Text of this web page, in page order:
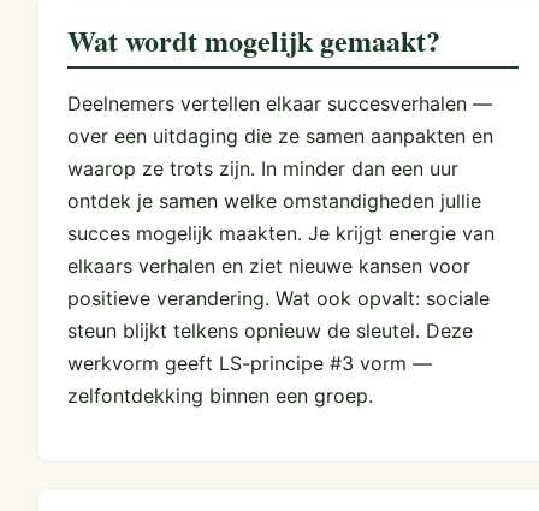
Wat wordt mogelijk gemaakt?
Deelnemers vertellen elkaar succesverhalen —
over een uitdaging die ze samen aanpakten en
waarop ze trots zijn. In minder dan een uur
ontdek je samen welke omstandigheden jullie
succes mogelijk maakten. Je krijgt energie van
elkaars verhalen en ziet nieuwe kansen voor
positieve verandering. Wat ook opvalt: sociale
steun blijkt telkens opnieuw de sleutel. Deze
werkvorm geeft LS-principe #3 vorm —
zelfontdekking binnen een groep.